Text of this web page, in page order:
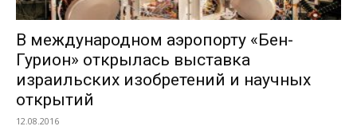
В международном аэропорту «Бен-
Гурион» открылась выставка
израильских изобретений и научных
открытий
12.08.2016